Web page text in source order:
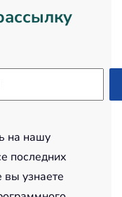
на нашу
последних
узнаете